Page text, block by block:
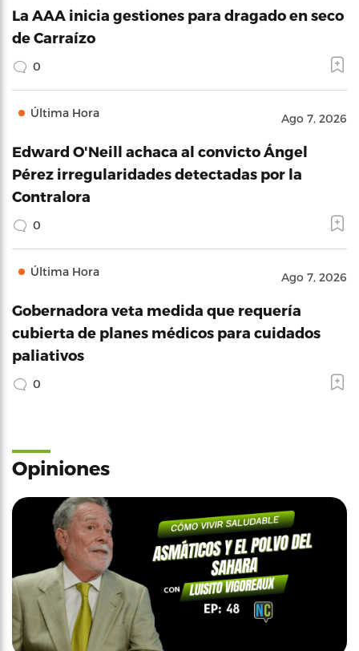
La AAA inicia gestiones para dragado en seco
de Carraízo
0
Última Hora Ago 7, 2026
Edward O'Neill achaca al convicto Ángel
Pérez irregularidades detectadas por la
Contralora
0
Última Hora Ago 7, 2026
Gobernadora veta medida que requería
cubierta de planes médicos para cuidados
paliativos
0
Opiniones